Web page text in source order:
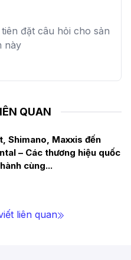
đặt câu hỏi cho sản
này
QUAN
Shimano, Maxxis đến
– Các thương hiệu quốc
cùng...
liên quan